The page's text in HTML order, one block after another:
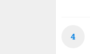
4